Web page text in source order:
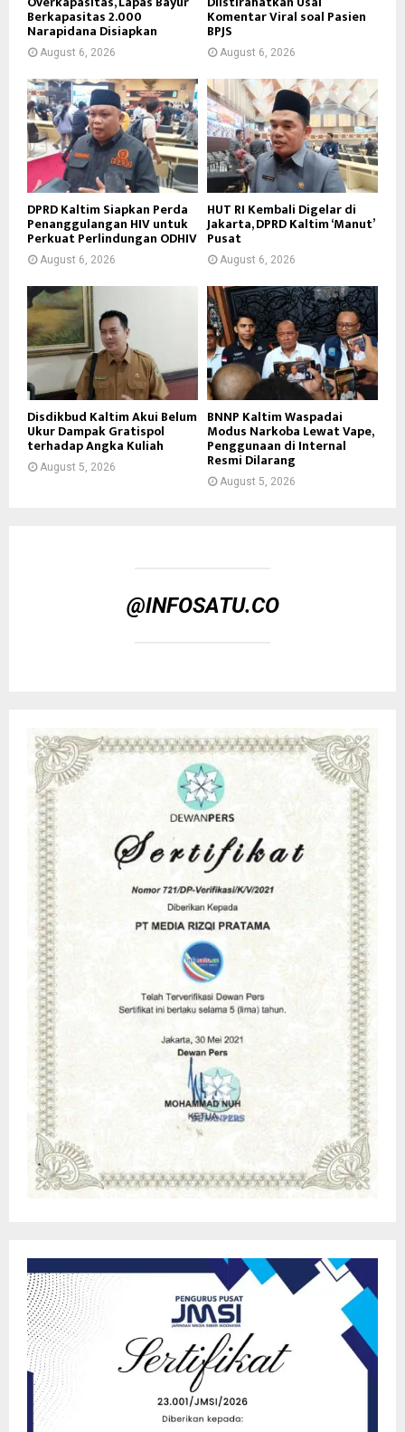
Berkapasitas 2.000
Narapidana Disiapkan
August 6, 2026
Komentar Viral soal Pasien
BPJS
August 6, 2026
DPRD Kaltim Siapkan Perda
Penanggulangan HIV untuk
Perkuat Perlindungan ODHIV
August 6, 2026
HUT RI Kembali Digelar di
Jakarta, DPRD Kaltim ‘Manut’
Pusat
August 6, 2026
Disdikbud Kaltim Akui Belum
Ukur Dampak Gratispol
terhadap Angka Kuliah
August 5, 2026
BNNP Kaltim Waspadai
Modus Narkoba Lewat Vape,
Penggunaan di Internal
Resmi Dilarang
August 5, 2026
@INFOSATU.CO